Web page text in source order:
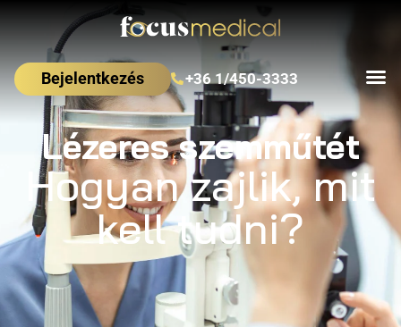
Bejelentkezés +36 1/450-3333
Lézeres szemműtét
Hogyan zajlik, mit
kell tudni?